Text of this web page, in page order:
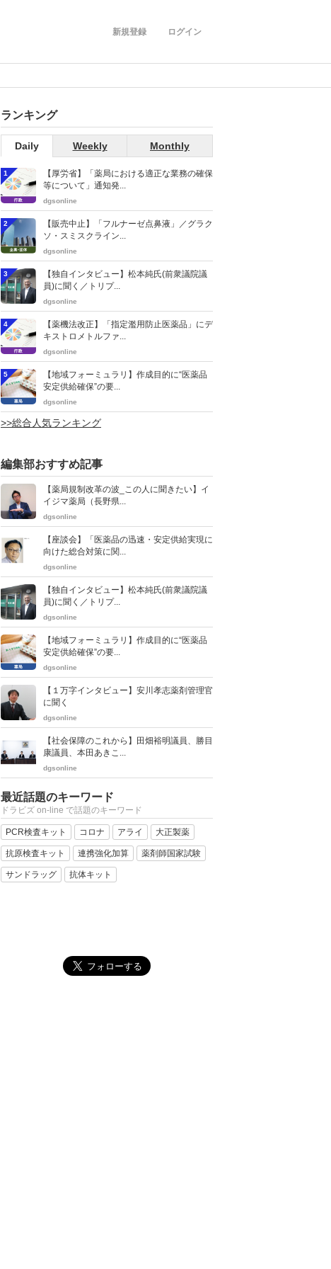
ログイン
新規登録
ランキング
Daily Weekly Monthly
1
【厚労省】「薬局における適正な業務の確保
等について」通知発...
dgsonline
2
【販売中止】「フルナーゼ点鼻液」／グラク
ソ・スミスクライン...
dgsonline
3
【独自インタビュー】松本純氏(前衆議院議
員)に聞く／トリプ...
dgsonline
4
【薬機法改正】「指定濫用防止医薬品」にデ
キストロメトルファ...
dgsonline
5
【地域フォーミュラリ】作成目的に“医薬品
安定供給確保”の要...
dgsonline
>>総合人気ランキング
編集部おすすめ記事
【薬局規制改革の波_この人に聞きたい】イ
イジマ薬局（長野県...
dgsonline
【座談会】「医薬品の迅速・安定供給実現に
向けた総合対策に関...
dgsonline
【独自インタビュー】松本純氏(前衆議院議
員)に聞く／トリプ...
dgsonline
【地域フォーミュラリ】作成目的に“医薬品
安定供給確保”の要...
dgsonline
【１万字インタビュー】安川孝志薬剤管理官
に聞く
dgsonline
【社会保障のこれから】田畑裕明議員、勝目
康議員、本田あきこ...
dgsonline
最近話題のキーワード
ドラビズ on-line で話題のキーワード
PCR検査キット コロナ アライ 大正製薬
抗原検査キット 連携強化加算 薬剤師国家試験
サンドラッグ 抗体キット